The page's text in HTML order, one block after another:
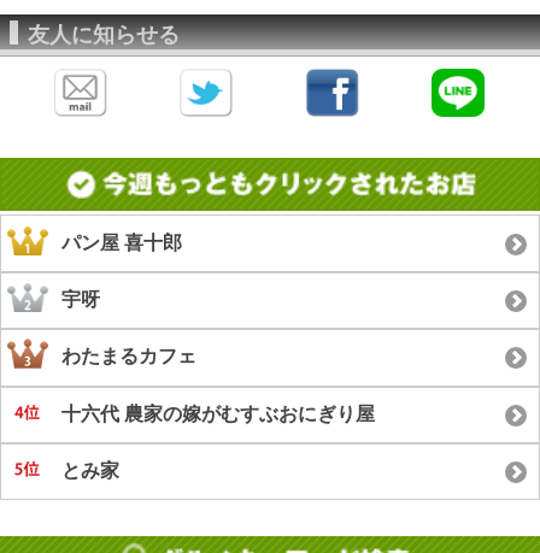
友人に知らせる
パン屋 喜十郎
宇呀
わたまるカフェ
十六代 農家の嫁がむすぶおにぎり屋
とみ家